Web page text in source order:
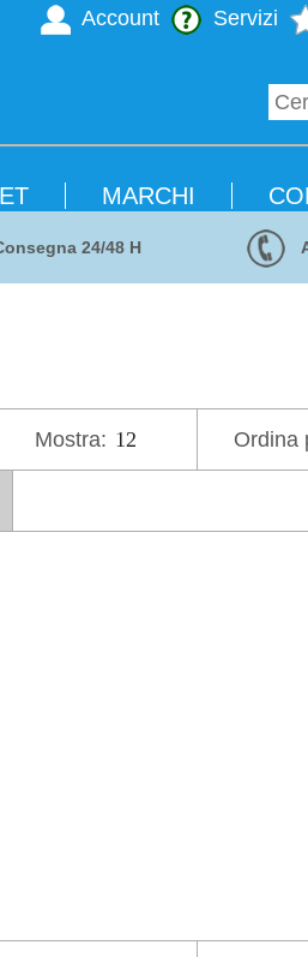
Servizi
Account
MARCHI
24/48 H
Ordina
Mostra: